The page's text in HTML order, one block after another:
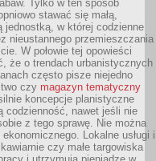
Tylko w ten sposób
stawać się małą,
jednostką, w której codzienne
nieustannego przemieszczania
W połowie tej opowieści
że o trendach urbanistycznych
często pisze niejedno
czy magazyn tematyczny
koncepcje planistyczne
codzienność, nawet jeśli nie
z tego sprawę. Nie można
Lokalne usługi i
czy małe targowiska